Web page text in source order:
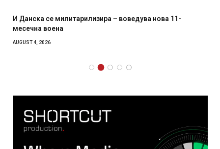
И Данска се милитарилизира – воведува нова 11-
месечна воена
AUGUST 4, 2026